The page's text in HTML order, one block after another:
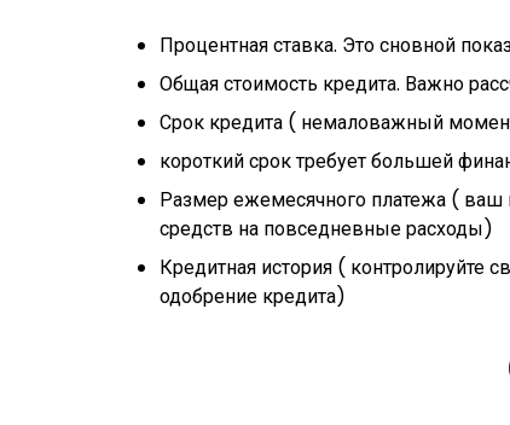
Процентная ставка. Это сновной
Общая стоимость кредита. Важно
Срок кредита ( немаловажный
короткий срок требует большей
Размер ежемесячного платежа (
средств на повседневные расходы)
Кредитная история ( контролируйте
одобрение кредита)